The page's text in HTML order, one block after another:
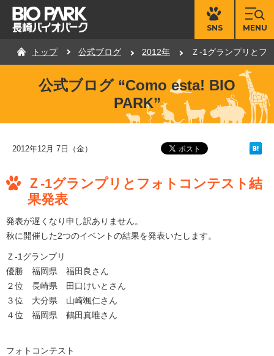
SNS MENU
トップ 公式ブログ 2012年 Ｚ-1グランプリとフ
公式ブログ “Como esta! BIO
PARK”
2012年12月 7日（金）
Ｚ-1グランプリとフォトコンテスト結
果発表
発表が遅くなり申し訳ありません。
秋に開催した2つのイベントの結果を発表いたします。
Ｚ-1グランプリ
優勝 福岡県 福田良さん
２位 長崎県 田口けいとさん
３位 大分県 山崎颯仁さん
４位 福岡県 鶴田真唯さん
フォトコンテスト